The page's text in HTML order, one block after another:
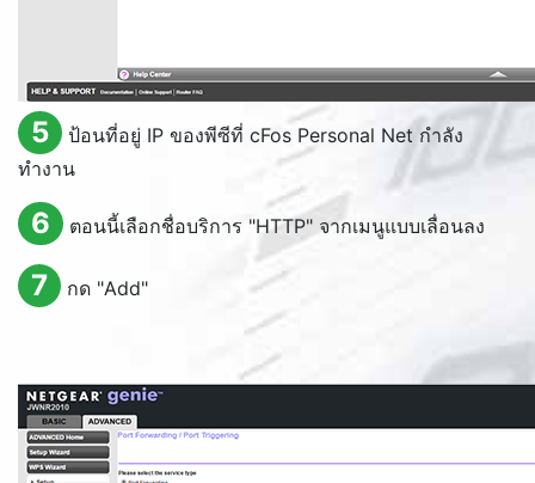
5
ป้อนที่อยู่ IP ของพีซีที่ cFos Personal Net กำลัง
ทำงาน
6 ตอนนี้เลือกชื่อบริการ "HTTP" จากเมนูแบบเลื่อนลง
7 กด "Add"